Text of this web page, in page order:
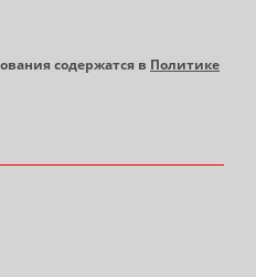
содержатся в Политике